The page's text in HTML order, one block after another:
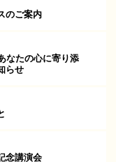
のご案内
なたの心に寄り添
らせ
念講演会